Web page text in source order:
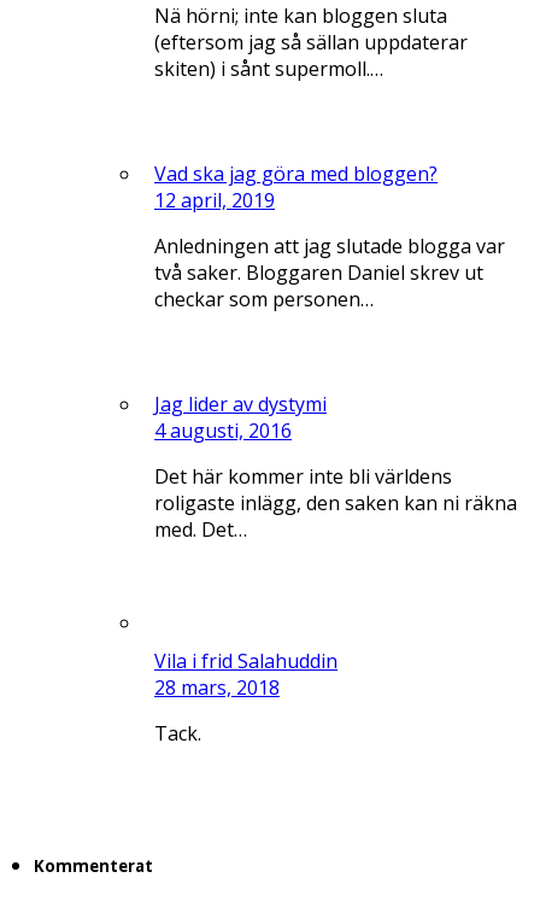
Nä hörni; inte kan bloggen sluta
(eftersom jag så sällan uppdaterar
skiten) i sånt supermoll.…
Vad ska jag göra med bloggen?
12 april, 2019
Anledningen att jag slutade blogga var
två saker. Bloggaren Daniel skrev ut
checkar som personen…
Jag lider av dystymi
4 augusti, 2016
Det här kommer inte bli världens
roligaste inlägg, den saken kan ni räkna
med. Det…
Vila i frid Salahuddin
28 mars, 2018
Tack.
Kommenterat